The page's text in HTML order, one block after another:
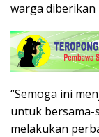
warga diberikan
“Semoga ini
untuk bersama-
melakukan